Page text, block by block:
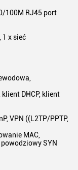
100M RJ45 port
1 x sieć
DHCP, klient
VPN ((L2TP/PPTP,
MAC,
SYN